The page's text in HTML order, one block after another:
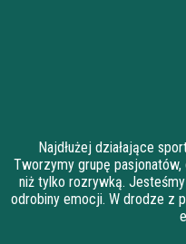
Najdłużej działające
Tworzymy grupę
niż tylko rozrywką.
odrobiny emocji. W drodze z